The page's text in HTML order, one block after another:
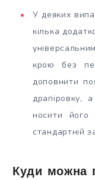
У деяких
кілька
крою без
доповнити
драпіровку,
носити
стандартній
Куди можна